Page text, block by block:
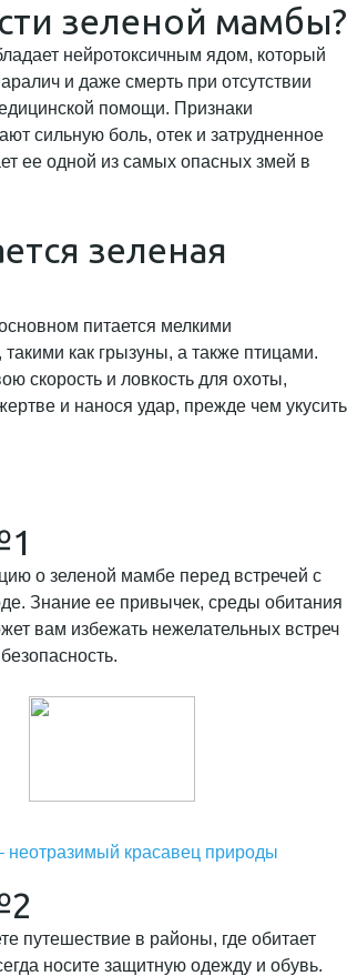
зеленой мамбы?
нейротоксичным ядом, который
и даже смерть при отсутствии
помощи. Признаки
сильную боль, отек и затрудненное
ее одной из самых опасных змей в
зеленая
питается мелкими
как грызуны, а также птицами.
скорость и ловкость для охоты,
и нанося удар, прежде чем укусить
о зеленой мамбе перед встречей с
Знание ее привычек, среды обитания
вам избежать нежелательных встреч
неотразимый красавец природы
путешествие в районы, где обитает
носите защитную одежду и обувь.